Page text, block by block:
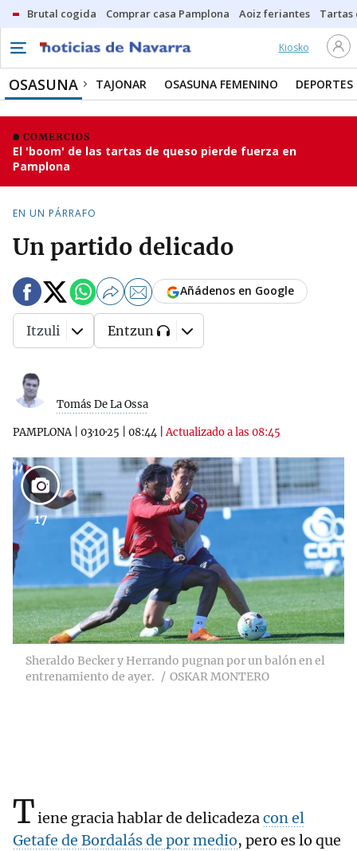
Brutal cogida Comprar casa Pamplona Aoiz feriantes Tartas
Kiosko
OSASUNA TAJONAR OSASUNA FEMENINO DEPORTES
COMERCIOS
El 'boom' de las tartas de queso pierde fuerza en
Pamplona
EN UN PÁRRAFO
Un partido delicado
Tomás De La Ossa
PAMPLONA| 03·10·25 08:44 |Actualizado a las 08:45
Añádenos en Google
Itzuli Entzun
17
Sheraldo Becker y Herrando pugnan por un balón en el
entrenamiento de ayer.
OSKAR MONTERO
Tiene gracia hablar de delicadezacon el
Getafe de Bordalás de por medio, pero es lo que